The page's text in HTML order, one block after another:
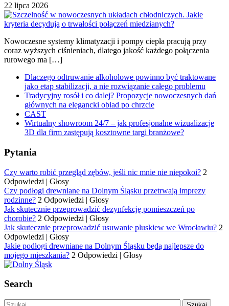
22 lipca 2026
Nowoczesne systemy klimatyzacji i pompy ciepła pracują przy
coraz wyższych ciśnieniach, dlatego jakość każdego połączenia
rurowego ma […]
Dlaczego odtruwanie alkoholowe powinno być traktowane
jako etap stabilizacji, a nie rozwiązanie całego problemu
Tradycyjny rosół i co dalej? Propozycje nowoczesnych dań
głównych na elegancki obiad po chrzcie
CAST
Wirtualny showroom 24/7 – jak profesjonalne wizualizacje
3D dla firm zastępują kosztowne targi branżowe?
Pytania
Czy warto robić przegląd zębów, jeśli nic mnie nie niepokoi? 2
Odpowiedzi | Głosy
Czy podłogi drewniane na Dolnym Śląsku przetrwają imprezy
rodzinne? 2 Odpowiedzi | Głosy
Jak skutecznie przeprowadzić dezynfekcję pomieszczeń po
chorobie? 2 Odpowiedzi | Głosy
Jak skutecznie przeprowadzić usuwanie pluskiew we Wrocławiu? 2
Odpowiedzi | Głosy
Jakie podłogi drewniane na Dolnym Śląsku będą najlepsze do
mojego mieszkania? 2 Odpowiedzi | Głosy
Search